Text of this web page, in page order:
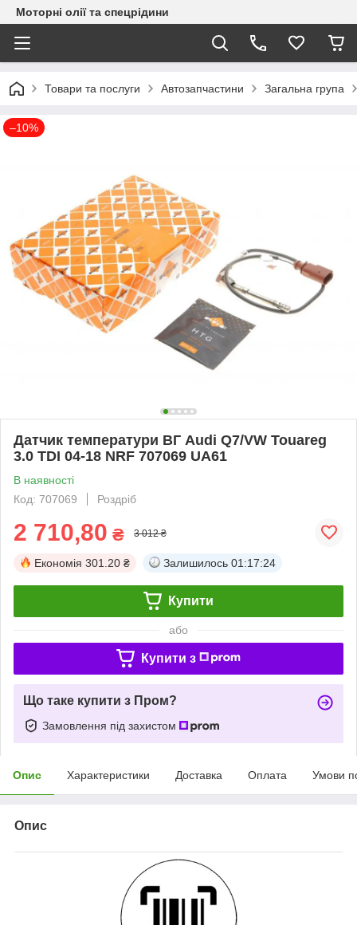
Моторні олії та спецрідини
Товари та послуги Автозапчастини Загальна група
–10%
Датчик температури ВГ Audi Q7/VW Touareg
3.0 TDI 04-18 NRF 707069 UA61
В наявності
Код: 707069
Роздріб
2 710,80 ₴ 3 012 ₴
Економія 301.20 ₴ Залишилось 01:17:24
Купити
або
Купити з
Що таке купити з Пром?
Замовлення під захистом
Опис Характеристики Доставка Оплата Умови
Опис